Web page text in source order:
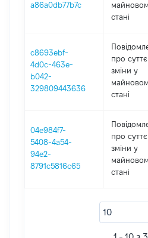
a86a0db77b7c
стані
c8693ebf-
4d0c-463e-
b042-
329809443636
про
зміни y
стані
04e984f7-
5408-4a54-
94e2-
8791c5816c65
про
зміни y
стані